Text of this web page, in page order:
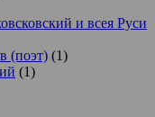
и всея Руси
(поэт) (1)
(1)